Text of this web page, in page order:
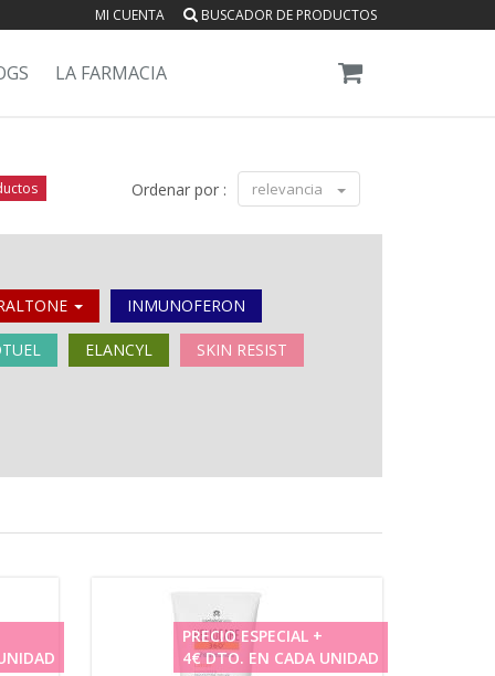
MI CUENTA BUSCADOR DE PRODUCTOS
LA FARMACIA
Ordenar por : relevancia
INMUNOFERON
ELANCYL SKIN RESIST
PRECIO ESPECIAL +
4€ DTO. EN CADA UNIDAD